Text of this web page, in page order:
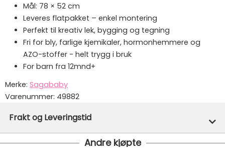
Mål: 78 × 52 cm
Leveres flatpakket – enkel montering
Perfekt til kreativ lek, bygging og tegning
Fri for bly, farlige kjemikaler, hormonhemmere og
AZO-stoffer - helt trygg i bruk
For barn fra 12mnd+
Merke: Sagababy
Varenummer: 49882
Frakt og Leveringstid
På lager hos oss - klar for utsendelse innen 24 timer
Andre kjøpte